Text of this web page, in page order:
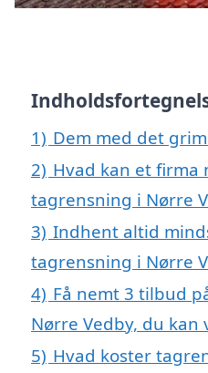
1) Dem med det
2) Hvad kan et firma
tagrensning i Nørre
3) Indhent altid
tagrensning i Nørre
4) Få nemt 3 tilbud
Nørre Vedby, du
5) Hvad koster